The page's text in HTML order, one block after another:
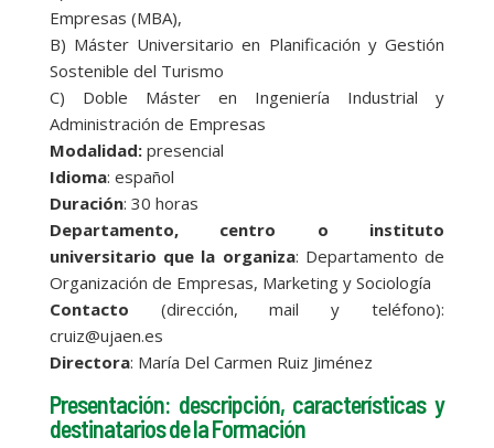
Empresas (MBA),
B) Máster Universitario en Planificación y Gestión
Sostenible del Turismo
C) Doble Máster en Ingeniería Industrial y
Administración de Empresas
Modalidad:presencial
Idioma: español
Duración: 30 horas
Departamento, centro o instituto
universitario que la organiza: Departamento de
Organización de Empresas, Marketing y Sociología
Contacto (dirección, mail y teléfono):
cruiz@ujaen.es
Directora: María Del Carmen Ruiz Jiménez
Presentación: descripción, características y
destinatarios de la Formación